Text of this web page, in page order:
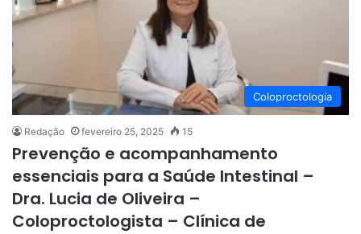
Coloproctologia
Redação fevereiro 25, 2025 15
Prevenção e acompanhamento
essenciais para a Saúde Intestinal –
Dra. Lucia de Oliveira –
Coloproctologista – Clínica de